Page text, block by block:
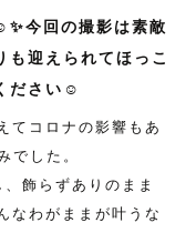
今回の撮影は素敵
も迎えられてほっこ
ださい☺️
てコロナの影響もあ
でした。
飾らずありのまま
なわがままが叶うな